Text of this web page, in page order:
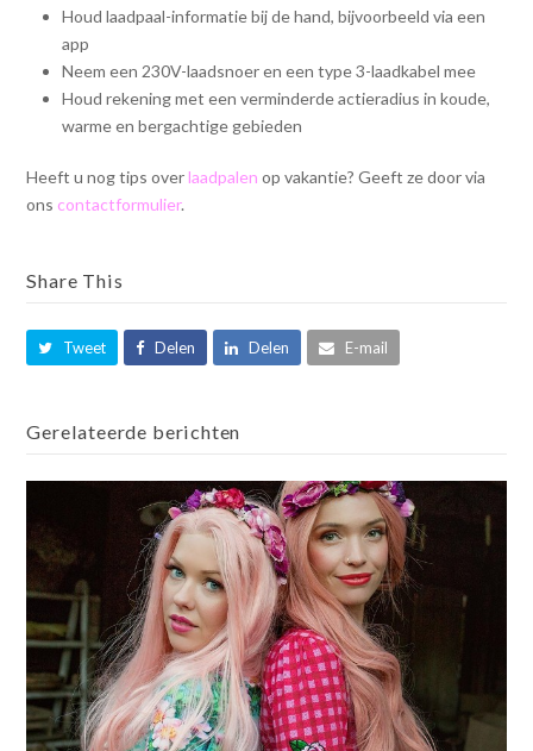
Houd laadpaal-informatie bij de hand, bijvoorbeeld via een
app
Neem een 230V-laadsnoer en een type 3-laadkabel mee
Houd rekening met een verminderde actieradius in koude,
warme en bergachtige gebieden
Heeft u nog tips overlaadpalen op vakantie? Geeft ze door via
ons contactformulier.
Share This
Tweet Delen Delen E-mail
Gerelateerde berichten